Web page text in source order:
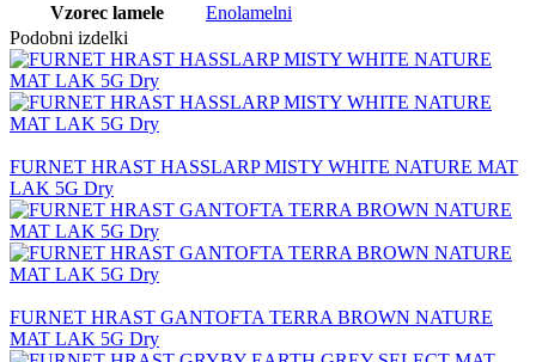
Vzorec lamele
Enolamelni
Podobni izdelki
FURNET HRAST HASSLARP MISTY WHITE NATURE MAT
LAK 5G Dry
FURNET HRAST GANTOFTA TERRA BROWN NATURE
MAT LAK 5G Dry